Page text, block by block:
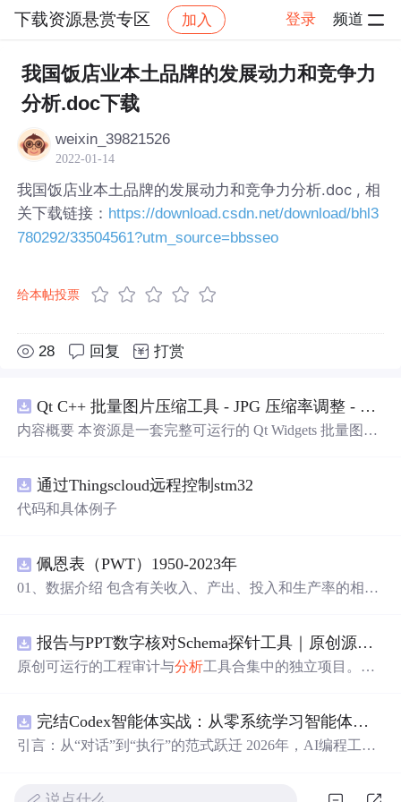
下载资源悬赏专区 加入 登录 频道
社区 下载资源悬赏专区 帖子详情
我国饭店业本土品牌的发展动力和竞争力
分析.doc下载
weixin_39821526
2022-01-14
我国饭店业本土品牌的发展动力和竞争力分析.doc , 相
关下载链接： https://download.csdn.net/download/bhl3
780292/33504561?utm_source=bbsseo
给本帖投票
28 回复 打赏
Qt C++ 批量图片压缩工具 - JPG 压缩率调整 - 批量修改分辨率 - 本地图片批处理（源码）
内容概要 本资源是一套完整可运行的 Qt Widgets 批量图片
张图片、直接读取整个文件夹内所有 JPG/PNG 图像，可自
定义输出图片分辨率、调节 JPG0~100 区间压缩质量，自
观展示压缩效果。 适用人群 Qt/C++ 零基础初学者，学习
QImage 图像绘图、文件目录遍历、UI 交互开发； 需要本
地批量处理图片的办公、设计、自媒体从业者； 想要学习
习者。 使用场景 自媒体批量压缩配图，降低图片体积节省
上传流量； 摄影、设计批量统一图片尺寸，批量轻量化相
册图片； 程序开发学习：QFileDialog 文件选择、QDir 文
环界面防卡顿、文件大小格式化转换全套 Qt 图像开发实战
案例。 工具核心功能清单 双模式导入图片：手动多选单张
图片 / 一键读取整个文件夹全部图片； 自定义输出宽高分
通过Thingscloud远程控制stm32
代码和具体例子
佩恩表（PWT）1950-2023年
01、数据介绍 包含有关收入、产出、投入和生产率的相对
翻译使用说明，英文原版使用说明。 数据名称：佩恩表
（PWT） 数据年份：1950-2023年
报告与PPT数字核对Schema探针工具｜原创源码+测试+离线报告
原创可运行的工程审计与分析工具合集中的独立项目。每
VG 报告、1080×720 运行效果图、README、运行说明、
MIT License 与原创授权声明。零第三方运行依赖，不包含
教学演示与二次开发。运行方法：Node.js 18+ 下执行 npm
完结Codex智能体实战：从零系统学习智能体应用
引言：从“对话”到“执行”的范式跃迁 2026年，AI编程工具